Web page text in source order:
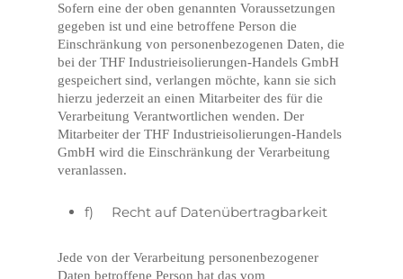
Sofern eine der oben genannten Voraussetzungen
gegeben ist und eine betroffene Person die
Einschränkung von personenbezogenen Daten, die
bei der THF Industrieisolierungen-Handels GmbH
gespeichert sind, verlangen möchte, kann sie sich
hierzu jederzeit an einen Mitarbeiter des für die
Verarbeitung Verantwortlichen wenden. Der
Mitarbeiter der THF Industrieisolierungen-Handels
GmbH wird die Einschränkung der Verarbeitung
veranlassen.
f) Recht auf Datenübertragbarkeit
Jede von der Verarbeitung personenbezogener
Daten betroffene Person hat das vom